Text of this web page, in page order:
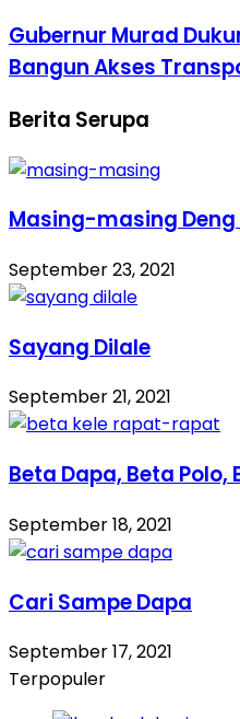
Gubernur Murad
Bangun Akses
Berita Serupa
Masing-masing
September 23, 2021
Sayang Dilale
September 21, 2021
Beta Dapa, Beta
September 18, 2021
Cari Sampe Dapa
September 17, 2021
Terpopuler